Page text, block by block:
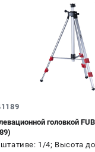
головкой
1/4; Высота